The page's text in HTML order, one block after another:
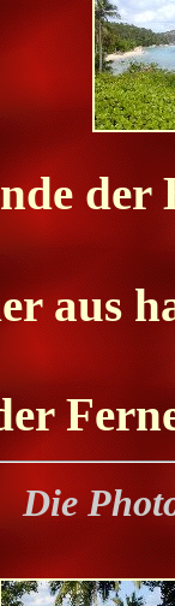
der
aus
Die